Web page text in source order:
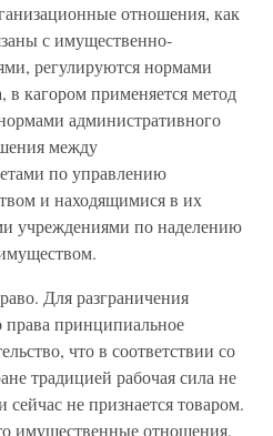
отношения, как
с имущественно-
регулируются нормами
в кагором применяется метод
административного
между
по управлению
и находящимися в их
учреждениями по наделению
Для разграничения
права принципиальное
что в соответствии со
традицией рабочая сила не
сейчас не признается товаром.
имущественные отношения,